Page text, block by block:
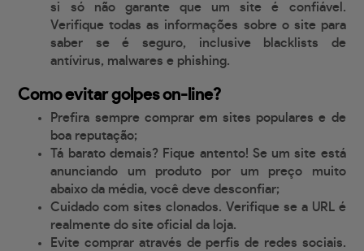
si só não garante que um site é confiável.
Verifique todas as informações sobre o site para
saber se é seguro, inclusive blacklists de
antívirus, malwares e phishing.
Como evitar golpes on-line?
Prefira sempre comprar em sites populares e de
boa reputação;
Tá barato demais? Fique antento! Se um site está
anunciando um produto por um preço muito
abaixo da média, você deve desconfiar;
Cuidado com sites clonados. Verifique se a URL é
realmente do site oficial da loja.
Evite comprar através de perfis de redes sociais.